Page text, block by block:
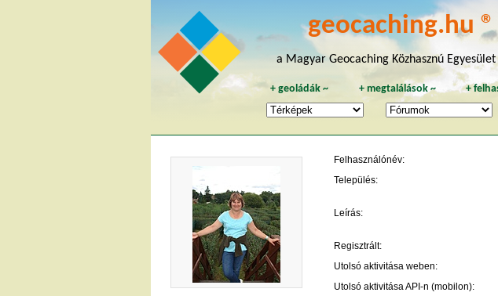
geocaching.hu ®
a Magyar Geocaching Közhasznú
+geoládák ~ + megtalálások~ +
Felhasználónév:
Település:
Leírás:
Regisztrált:
Utolsó aktivitása weben:
Utolsó aktivitása API-n (mobilon):